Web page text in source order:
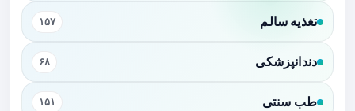
تغذیه سالم ۱۵۷
دندانپزشکی ۶۸
طب سنتی ۱۵۱